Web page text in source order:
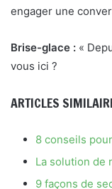
engager une
Brise-glace : «
vous ici ?
ARTICLES
8 conseils
La solution de
9 façons de